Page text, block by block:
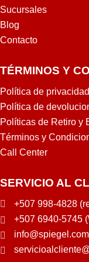
Sucursales
Blog
Contacto
TÉRMINOS Y
Política de
Política de
Políticas de Retiro y
Términos y
Call Center
SERVICIO AL
+507 998-4828
+507 6940-5745